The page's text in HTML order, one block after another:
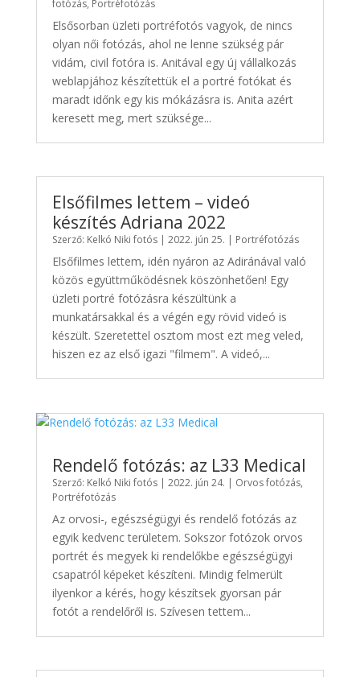
fotózás, Portréfotózás
Elsősorban üzleti portréfotós vagyok, de nincs
olyan női fotózás, ahol ne lenne szükség pár
vidám, civil fotóra is. Anitával egy új vállalkozás
weblapjához készítettük el a portré fotókat és
maradt időnk egy kis mókázásra is. Anita azért
keresett meg, mert szüksége...
Elsőfilmes lettem – videó
készítés Adriana 2022
Szerző: Kelkó Niki fotós| 2022. jún 25. Portréfotózás
Elsőfilmes lettem, idén nyáron az Adiránával való
közös együttműködésnek köszönhetően! Egy
üzleti portré fotózásra készültünk a
munkatársakkal és a végén egy rövid videó is
készült. Szeretettel osztom most ezt meg veled,
hiszen ez az első igazi "filmem". A videó,...
Rendelő fotózás: az L33 Medical
Szerző: Kelkó Niki fotós| 2022. jún 24. | Orvos fotózás,
Portréfotózás
Az orvosi-, egészségügyi és rendelő fotózás az
egyik kedvenc területem. Sokszor fotózok orvos
portrét és megyek ki rendelőkbe egészségügyi
csapatról képeket készíteni. Mindig felmerült
ilyenkor a kérés, hogy készítsek gyorsan pár
fotót a rendelőről is. Szívesen tettem...